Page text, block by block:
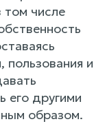
том числе
пользования и
его другими
образом.